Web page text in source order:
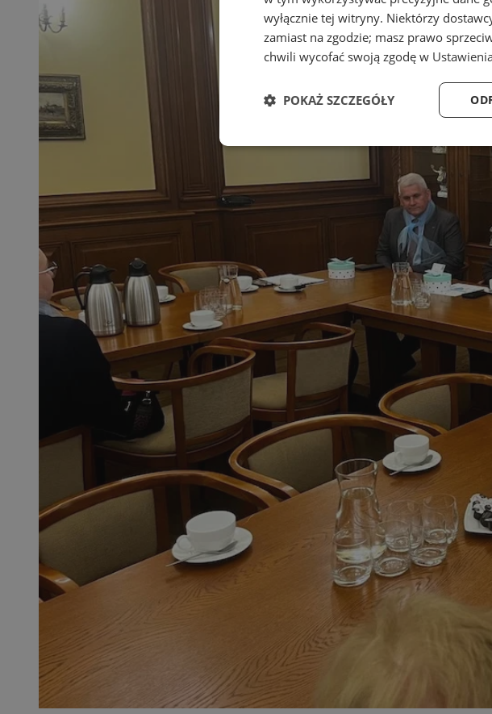
wyłącznie tej witryny. Niektórzy
zamiast na zgodzie; masz prawo
chwili wycofać swoją zgodę w
POKAŻ SZCZEGÓŁY
Niezbędne Wydajność
Niezbędne Wydajność
Niezbędne pliki cookie umożliwiają korzystanie z
zarządzanie kontem. Bez niezbędnych plików
/
Domena
zabrze.com.pl
MvSessID
__cf_bm
Cloudflare
Inc.
.x.com
__cf_bm
Cloudflare
Inc.
.twitter.com
CookieScriptConsent
CookieScript
zabrze.com.pl
Google Privacy Policy